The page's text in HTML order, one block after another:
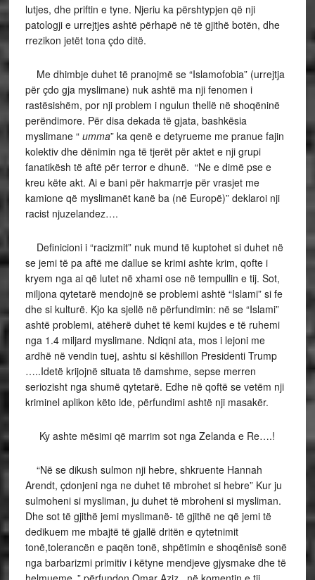
lutjes, dhe priftin e tyne. Njeriu ka përshtypjen që nji
patologji e urrejtjes ashtë përhapë në të gjithë botën, dhe
rrezikon jetët tona çdo ditë.
Me dhimbje duhet të pranojmë se “Islamofobia” (urrejtja
për çdo gja myslimane) nuk ashtë ma nji fenomen i
rastësishëm, por nji problem i ngulun thellë në shoqëninë
perëndimore. Për disa dekada të gjata, bashkësia
myslimane “umma” ka qenë e detyrueme me pranue fajin
kolektiv dhe dënimin nga të tjerët për aktet e nji grupi
fanatikësh të aftë për terror e dhunë. “Ne e dimë pse e
kreu këte akt. Ai e bani për hakmarrje për vrasjet me
kamione që myslimanët kanë ba (në Europë)” deklaroi nji
racist njuzelandez….
Definicioni i “racizmit” nuk mund të kuptohet si duhet në
se jemi të pa aftë me dallue se krimi ashte krim, qofte i
kryem nga ai që lutet në xhami ose në tempullin e tij. Sot,
miljona qytetarë mendojnë se problemi ashtë “Islami” si fe
dhe si kulturë. Kjo ka sjellë në përfundimin: në se “Islami”
ashtë problemi, atëherë duhet të kemi kujdes e të ruhemi
nga 1.4 miljard myslimane. Ndiqni ata, mos i lejoni me
ardhë në vendin tuej, ashtu si këshillon Presidenti Trump
…..Idetë krijojnë situata të damshme, sepse merren
seriozisht nga shumë qytetarë. Edhe në qoftë se vetëm nji
kriminel aplikon këto ide, përfundimi ashtë nji masakër.
Ky ashte mësimi që marrim sot nga Zelanda e Re….!
“Në se dikush sulmon nji hebre, shkruente Hannah
Arendt, çdonjeni nga ne duhet të mbrohet si hebre” Kur ju
sulmoheni si mysliman, ju duhet të mbroheni si mysliman.
Dhe sot të gjithë jemi myslimanë- të gjithë ne që jemi të
dedikuem me mbajtë të gjallë dritën e qytetnimit
tonë,tolerancën e paqën tonë, shpëtimin e shoqënisë sonë
nga barbarizmi primitiv i këtyne mendjeve gjysmake dhe të